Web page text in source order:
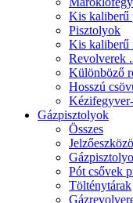
Kis kaliberű
Pisztolyok
Kis kaliberű
Revolverek
Különböző
Hosszú
Gázpisztolyok
Összes
Pót csővek
Tölténytárak